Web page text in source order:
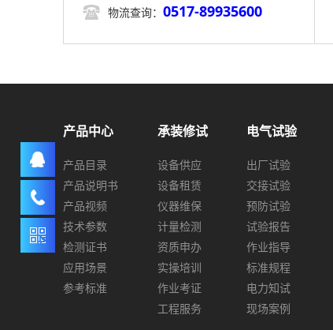
 物流查询： 0517-89935600
产品中心
产品目录
产品说明书
产品视频
技术参数
检测证书
应用场景
参考标准
承装修试
设备供应
设备租赁
仪器维保
计量检测
资质申办
实操培训
作业考证
工程服务
电气试验
出厂试验
交接试验
预防试验
试验报告
作业指导
标准规程
电力知试
现场案例